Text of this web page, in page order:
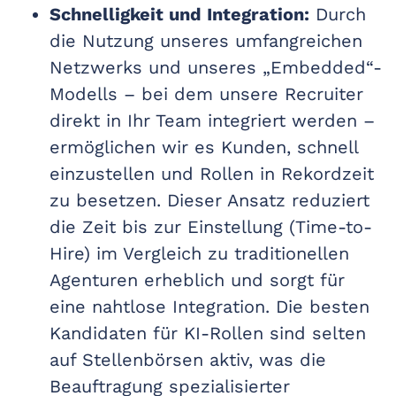
Schnelligkeit und Integration: Durch
die Nutzung unseres umfangreichen
Netzwerks und unseres „Embedded“-
Modells – bei dem unsere Recruiter
direkt in Ihr Team integriert werden –
ermöglichen wir es Kunden, schnell
einzustellen und Rollen in Rekordzeit
zu besetzen. Dieser Ansatz reduziert
die Zeit bis zur Einstellung (Time-to-
Hire) im Vergleich zu traditionellen
Agenturen erheblich und sorgt für
eine nahtlose Integration. Die besten
Kandidaten für KI-Rollen sind selten
auf Stellenbörsen aktiv, was die
Beauftragung spezialisierter